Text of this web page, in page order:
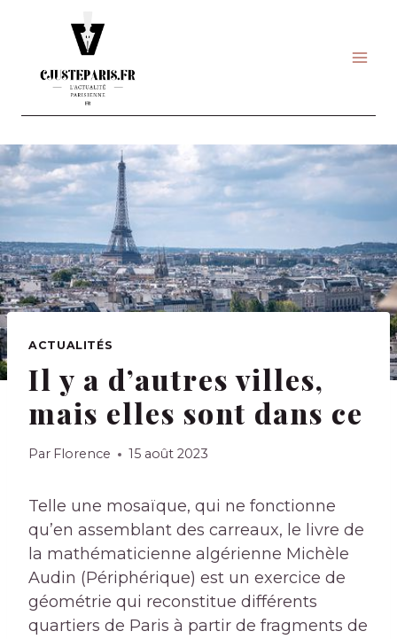
ACTUALITÉS
Il y a d’autres villes,
mais elles sont dans ce
Par Florence 15 août 2023
Telle une mosaïque, qui ne fonctionne
qu’en assemblant des carreaux, le livre de
la mathématicienne algérienne Michèle
Audin (Périphérique) est un exercice de
géométrie qui reconstitue différents
quartiers de Paris à partir de fragments de